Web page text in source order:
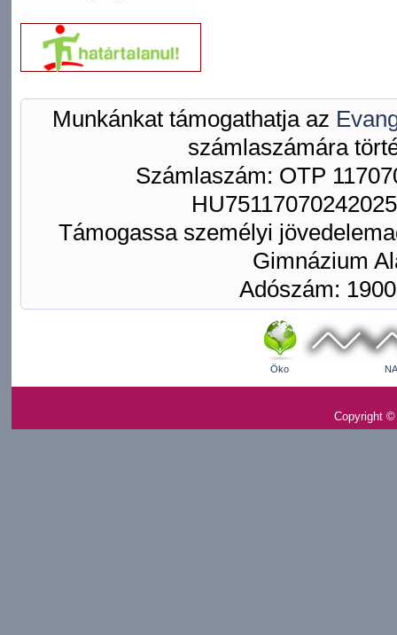
Munkánkat támogathatja az
számlaszámára
Számlaszám: OTP
Támogassa személyi
Gimnázium
Adószám:
Öko
Copyright